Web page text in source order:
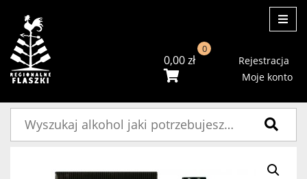
0,00zł
0
Rejestracja
Moje konto